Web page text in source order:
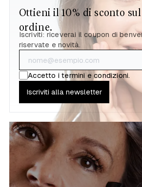
Ottieni il 10% di sconto
ordine.
Iscriviti: riceverai il coupon di
riservate e novità.
Accetto itermini e condizioni.
Iscriviti alla newsletter